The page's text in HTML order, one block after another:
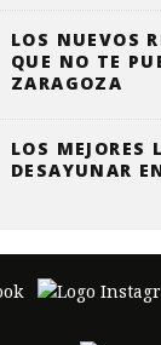
LOS NUEVOS
QUE NO TE
ZARAGOZA
LOS MEJORES
DESAYUNAR